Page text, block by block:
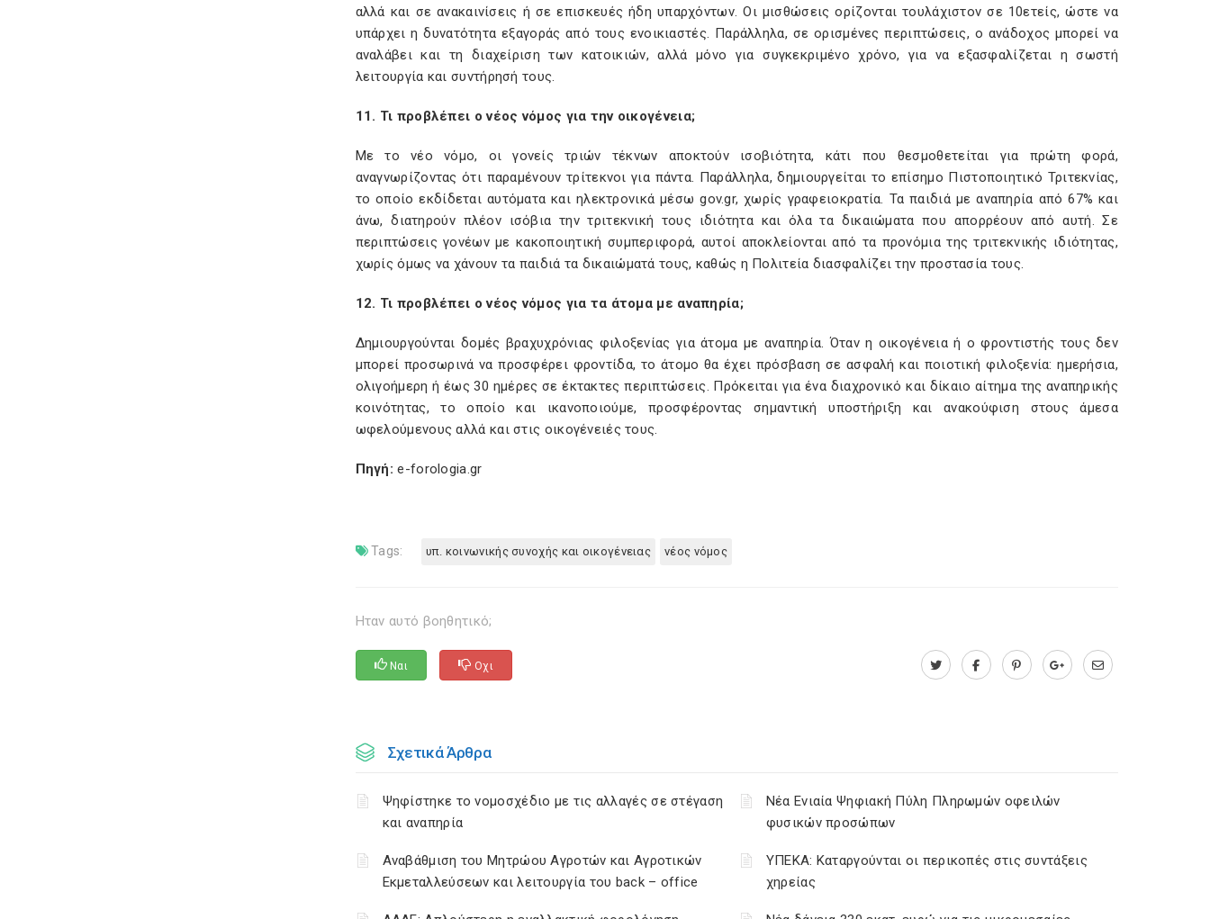
αλλά και σε ανακαινίσεις ή σε επισκευές ήδη υπαρχόντων. Οι μισθώσεις ορίζονται τουλάχιστον σε 10ετείς, ώστε να
υπάρχει η δυνατότητα εξαγοράς από τους ενοικιαστές. Παράλληλα, σε ορισμένες περιπτώσεις, ο ανάδοχος μπορεί να
αναλάβει και τη διαχείριση των κατοικιών, αλλά μόνο για συγκεκριμένο χρόνο, για να εξασφαλίζεται η σωστή
λειτουργία και συντήρησή τους.
11. Τι προβλέπει ο νέος νόμος για την οικογένεια;
Με το νέο νόμο, οι γονείς τριών τέκνων αποκτούν ισοβιότητα, κάτι που θεσμοθετείται για πρώτη φορά,
αναγνωρίζοντας ότι παραμένουν τρίτεκνοι για πάντα. Παράλληλα, δημιουργείται το επίσημο Πιστοποιητικό Τριτεκνίας,
το οποίο εκδίδεται αυτόματα και ηλεκτρονικά μέσω gov.gr, χωρίς γραφειοκρατία. Τα παιδιά με αναπηρία από 67% και
άνω, διατηρούν πλέον ισόβια την τριτεκνική τους ιδιότητα και όλα τα δικαιώματα που απορρέουν από αυτή. Σε
περιπτώσεις γονέων με κακοποιητική συμπεριφορά, αυτοί αποκλείονται από τα προνόμια της τριτεκνικής ιδιότητας,
χωρίς όμως να χάνουν τα παιδιά τα δικαιώματά τους, καθώς η Πολιτεία διασφαλίζει την προστασία τους.
12. Τι προβλέπει ο νέος νόμος για τα άτομα με αναπηρία;
Δημιουργούνται δομές βραχυχρόνιας φιλοξενίας για άτομα με αναπηρία. Όταν η οικογένεια ή ο φροντιστής τους δεν
μπορεί προσωρινά να προσφέρει φροντίδα, το άτομο θα έχει πρόσβαση σε ασφαλή και ποιοτική φιλοξενία: ημερήσια,
ολιγοήμερη ή έως 30 ημέρες σε έκτακτες περιπτώσεις. Πρόκειται για ένα διαχρονικό και δίκαιο αίτημα της αναπηρικής
κοινότητας, το οποίο και ικανοποιούμε, προσφέροντας σημαντική υποστήριξη και ανακούφιση στους άμεσα
ωφελούμενους αλλά και στις οικογένειές τους.
Πηγή: e-forologia.gr
Tags: υπ. κοινωνικής συνοχής και οικογένειας νέος νόμος
Ηταν αυτό βοηθητικό;
Ναι Οχι
Σχετικά Άρθρα
Ψηφίστηκε το νομοσχέδιο με τις αλλαγές σε στέγαση
και αναπηρία
Νέα Ενιαία Ψηφιακή Πύλη Πληρωμών οφειλών
φυσικών προσώπων
Αναβάθμιση του Μητρώου Αγροτών και Αγροτικών
Εκμεταλλεύσεων και λειτουργία του back – office
ΥΠΕΚΑ: Καταργούνται οι περικοπές στις συντάξεις
χηρείας